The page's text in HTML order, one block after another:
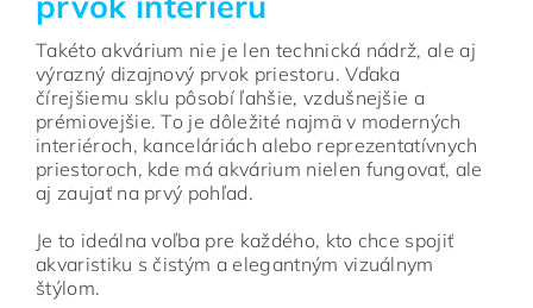
Takéto akvárium nie je len technická nádrž, ale aj
výrazný dizajnový prvok priestoru. Vďaka
čírejšiemu sklu pôsobí ľahšie, vzdušnejšie a
prémiovejšie. To je dôležité najmä v moderných
interiéroch, kanceláriách alebo reprezentatívnych
priestoroch, kde má akvárium nielen fungovať, ale
aj zaujať na prvý pohľad.
Je to ideálna voľba pre každého, kto chce spojiť
akvaristiku s čistým a elegantným vizuálnym
štýlom.